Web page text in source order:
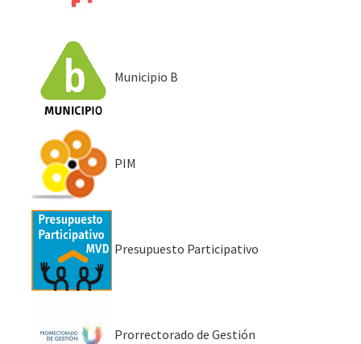
Municipio B
PIM
Presupuesto Participativo
Prorrectorado de Gestión